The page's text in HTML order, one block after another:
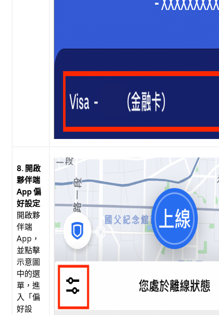
8. 開啟
夥伴端
App 偏
好設定
開啟夥
伴端
App，
並點擊
示意圖
中的選
單，進
入「偏
好設